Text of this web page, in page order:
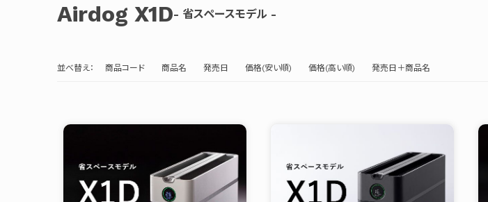
Airdog X1D- 省スペースモデル -
並べ替え： 商品コード 商品名 発売日 価格(安い順) 価格(高い順) 発売日＋商品名